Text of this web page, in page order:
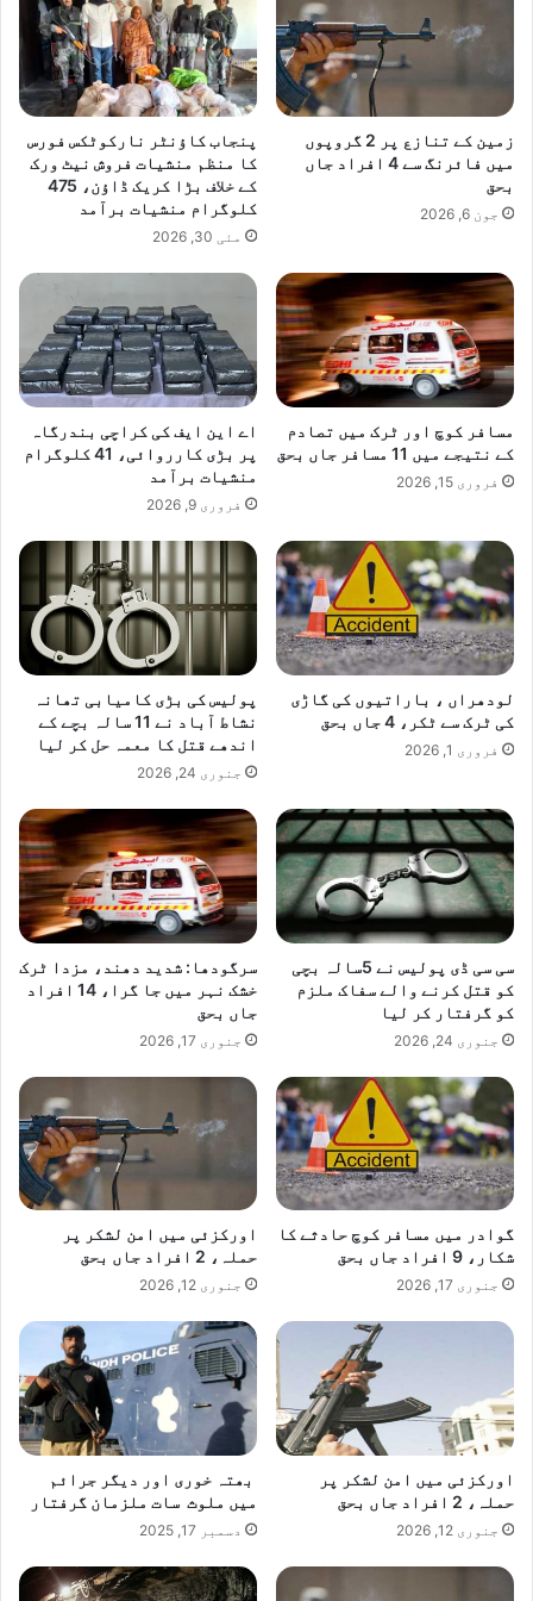
ں
ن
م
ا
ی
ب
ہ
ت
ر
ی
و
غ
د
ی
ن
ر
ا
ت
ف
ا
زمین کے تنازع پر 2 گروپوں
میں فائرنگ سے 4 افراد جاں
بحق
جون 6, 2026
پنجاب کاؤنٹر نارکوٹکس فورس
کا منظم منشیات فروش نیٹ ورک
کے خلاف بڑا کریک ڈاؤن، 475
کلوگرام منشیات برآمد
مئی 30, 2026
مسافر کوچ اور ٹرک میں تصادم
کے نتیجے میں 11 مسافر جاں بحق
فروری 15, 2026
اے این ایف کی کراچی بندرگاہ
پر بڑی کارروائی، 41 کلوگرام
منشیات برآمد
فروری 9, 2026
لودھراں ، باراتیوں کی گاڑی
کی ٹرک سے ٹکر، 4 جاں بحق
فروری 1, 2026
پولیس کی بڑی کامیابی تھانہ
نشاط آباد نے 11 سالہ بچے کے
اندھے قتل کا معمہ حل کر لیا
جنوری 24, 2026
سی سی ڈی پولیس نے 5سالہ بچی
کو قتل کرنے والے سفاک ملزم
کو گرفتار کر لیا
جنوری 24, 2026
سرگودھا: شدید دھند، مزدا ٹرک
خشک نہر میں جا گرا، 14 افراد
جاں بحق
جنوری 17, 2026
گوادر میں مسافر کوچ حادثے کا
شکار، 9 افراد جاں بحق
جنوری 17, 2026
اورکزئی میں امن لشکر پر
حملہ، 2 افراد جاں بحق
جنوری 12, 2026
اورکزئی میں امن لشکر پر
حملہ، 2 افراد جاں بحق
جنوری 12, 2026
بھتہ خوری اور دیگر جرائم
میں ملوث سات ملزمان گرفتار
دسمبر 17, 2025